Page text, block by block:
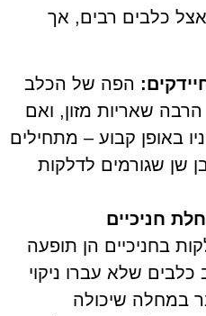
כלבים רבים, אך
: הפה של הכלב
שאריות מזון, ואם
באופן קבוע – מתחילים
שן שגורמים לדלקות
חניכיים
בחניכיים הן תופעה
שלא עברו ניקוי
במחלה שיכולה